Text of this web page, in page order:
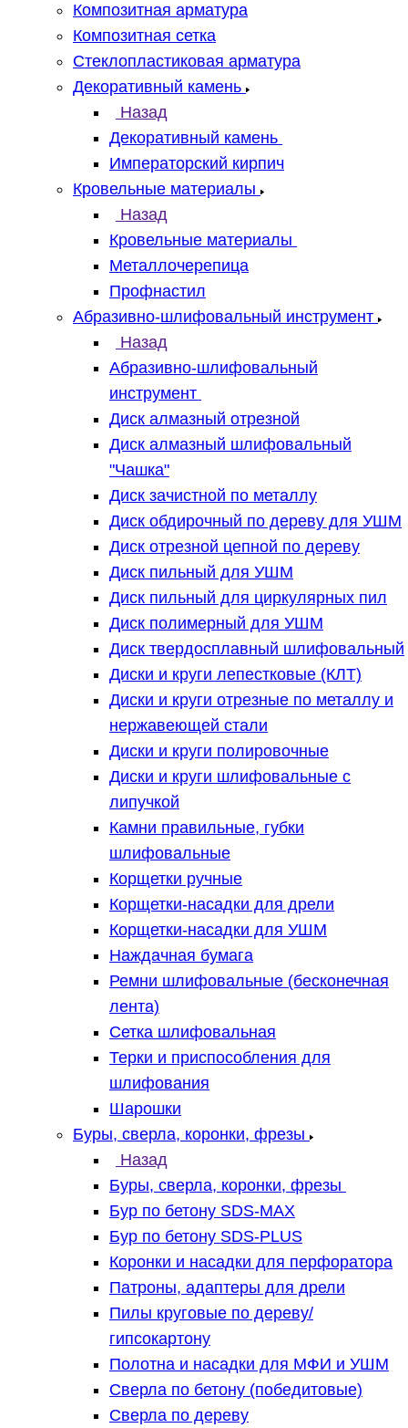
Композитная арматура
Композитная сетка
Стеклопластиковая арматура
Декоративный камень
Назад
Декоративный камень
Императорский кирпич
Кровельные материалы
Назад
Кровельные материалы
Металлочерепица
Профнастил
Абразивно-шлифовальный инструмент
Назад
Абразивно-шлифовальный
инструмент
Диск алмазный отрезной
Диск алмазный шлифовальный
"Чашка"
Диск зачистной по металлу
Диск обдирочный по дереву для УШМ
Диск отрезной цепной по дереву
Диск пильный для УШМ
Диск пильный для циркулярных пил
Диск полимерный для УШМ
Диск твердосплавный шлифовальный
Диски и круги лепестковые (КЛТ)
Диски и круги отрезные по металлу и
нержавеющей стали
Диски и круги полировочные
Диски и круги шлифовальные с
липучкой
Камни правильные, губки
шлифовальные
Корщетки ручные
Корщетки-насадки для дрели
Корщетки-насадки для УШМ
Наждачная бумага
Ремни шлифовальные (бесконечная
лента)
Сетка шлифовальная
Терки и приспособления для
шлифования
Шарошки
Буры, сверла, коронки, фрезы
Назад
Буры, сверла, коронки, фрезы
Бур по бетону SDS-MAX
Бур по бетону SDS-PLUS
Коронки и насадки для перфоратора
Патроны, адаптеры для дрели
Пилы круговые по дереву/
гипсокартону
Полотна и насадки для МФИ и УШМ
Сверла по бетону (победитовые)
Сверла по дереву